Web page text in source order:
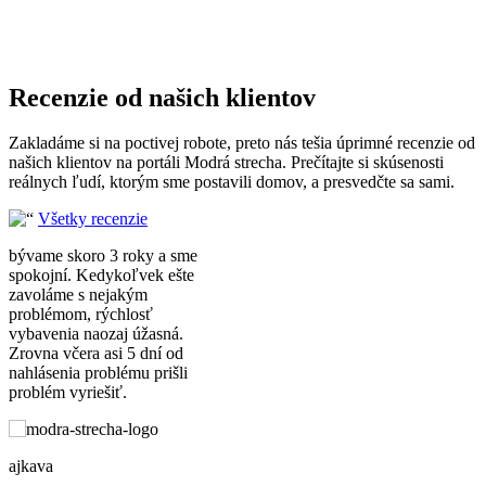
na čítanie alebo oddych s výhľadom do
záhrady.
Letná kuchyňa alebo herňa pre
deti:Rozšírte obytný priestor a získajte
nové miesto pre rodinné aktivity.
Prečo je lepšou voľbou
drevený záhradný domček?
Na trhu nájdete aj plechové či plastové
domčeky, nodrevený záhradný
domček
Recenzie od našich klientov
Zakladáme si na poctivej robote, preto nás tešia úprimné recenzie od
našich klientov na portáli Modrá strecha. Prečítajte si skúsenosti
reálnych ľudí, ktorým sme postavili domov, a presvedčte sa sami.
Všetky recenzie
bývame skoro 3 roky a sme
spokojní. Kedykoľvek ešte
zavoláme s nejakým
problémom, rýchlosť
vybavenia naozaj úžasná.
Zrovna včera asi 5 dní od
nahlásenia problému prišli
problém vyriešiť.
ajkava